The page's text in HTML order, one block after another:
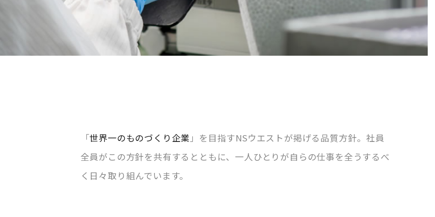
「世界一のものづくり企業 」を目指すNSウエストが掲げる品質方針。社員
全員がこの方針を共有するとともに、一人ひとりが自らの仕事を全うするべ
く日々取り組んでいます。